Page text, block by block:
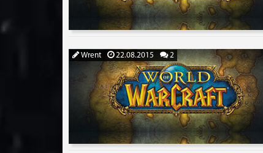
Wrent 22.08.2015 2